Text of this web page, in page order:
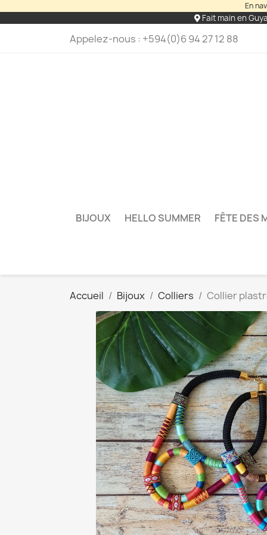
En
Fait main en
Appelez-nous : +594(0)6 94 27 12 88
BIJOUX HELLO SUMMER FÊTE DES
Accueil Bijoux Colliers Collier